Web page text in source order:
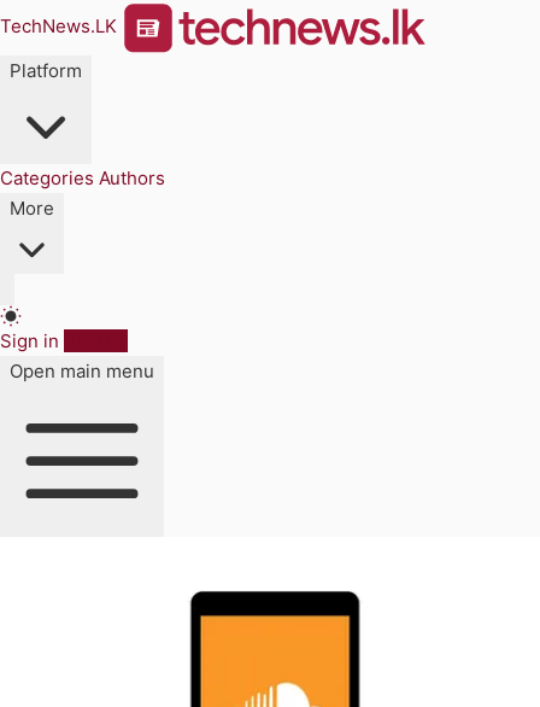
TechNews.LK
Platform
Categories Authors
More
Sign in
Open main menu